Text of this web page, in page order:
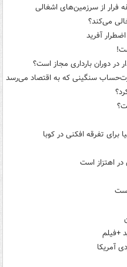
فرار از سرزمین‌های اشغالی
می‌کند؟
آفرید
در دوران بارداری مجاز است؟
سنگینی که به اقتصاد می‌رسد
برای تفرقه افکنی در کوبا
اهتزاز است
+فیلم
آمریکا